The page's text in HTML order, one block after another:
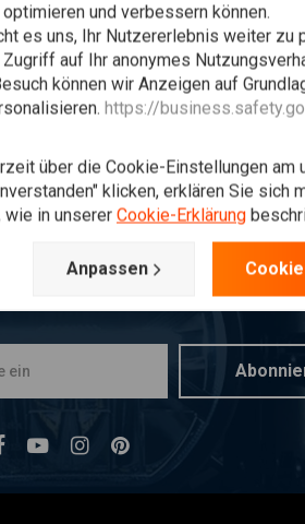
Laufenden
und verbessern können.
es uns, Ihr Nutzererlebnis weiter zu
auf Ihr anonymes
können wir Anzeigen auf
https://
über die Cookie-Einstellungen am
klicken, erklären Sie sich
wie in unserer Cookie-Erklärung
Anpassen